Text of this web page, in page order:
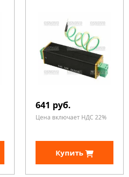
641 руб.
Цена включает НДС 22%
Купить